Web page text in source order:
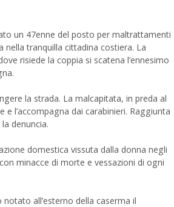
un 47enne del posto per maltrattamenti
nella tranquilla cittadina costiera. La
risiede la coppia si scatena l’ennesimo
la strada. La malcapitata, in preda al
l’accompagna dai carabinieri. Raggiunta
denuncia.
domestica vissuta dalla donna negli
minacce di morte e vessazioni di ogni
all’esterno della caserma il